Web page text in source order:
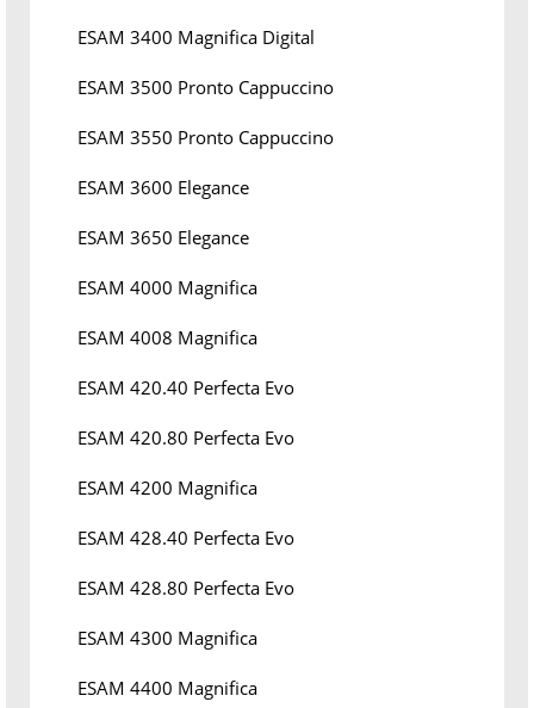
ESAM 3400 Magnifica Digital
ESAM 3500 Pronto Cappuccino
ESAM 3550 Pronto Cappuccino
ESAM 3600 Elegance
ESAM 3650 Elegance
ESAM 4000 Magnifica
ESAM 4008 Magnifica
ESAM 420.40 Perfecta Evo
ESAM 420.80 Perfecta Evo
ESAM 4200 Magnifica
ESAM 428.40 Perfecta Evo
ESAM 428.80 Perfecta Evo
ESAM 4300 Magnifica
ESAM 4400 Magnifica